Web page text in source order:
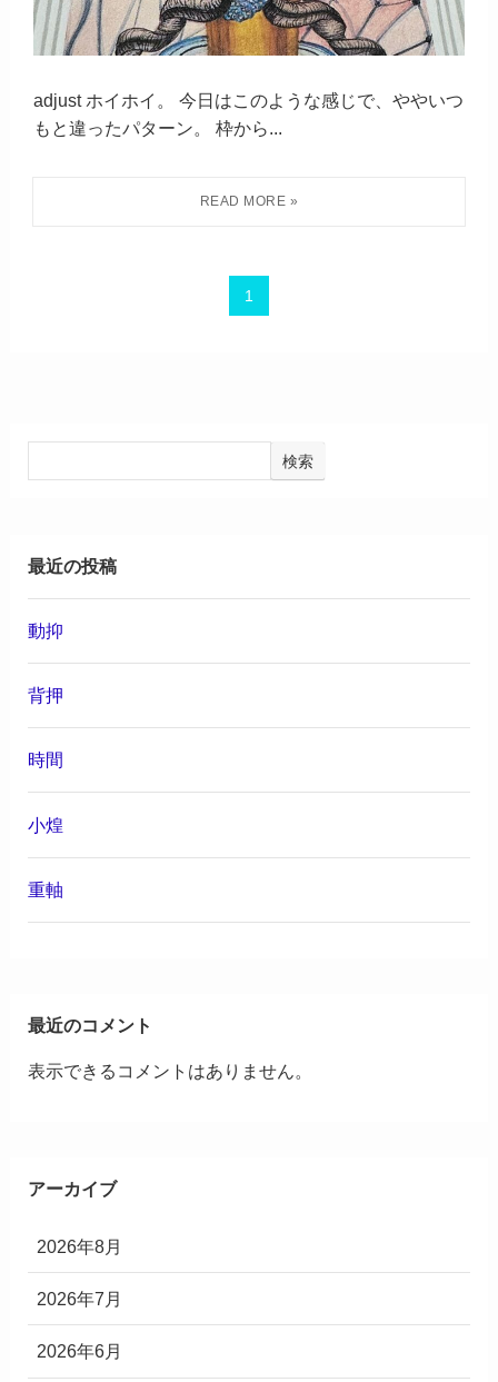
adjust ホイホイ。 今日はこのような感じで、ややいつ
もと違ったパターン。 枠から...
1
検索
最近の投稿
動抑
背押
時間
小煌
重軸
最近のコメント
表示できるコメントはありません。
アーカイブ
2026年8月
2026年7月
2026年6月